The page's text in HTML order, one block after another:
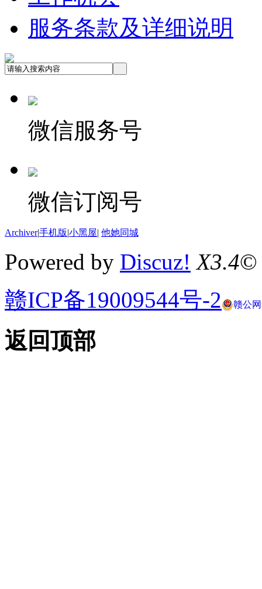
服务条款及详细说明
微信服务号
微信订阅号
Archiver|手机版|小黑屋| 他她同城
Powered by Discuz! X3.4©
赣ICP备19009544号-2
赣公网
返回顶部